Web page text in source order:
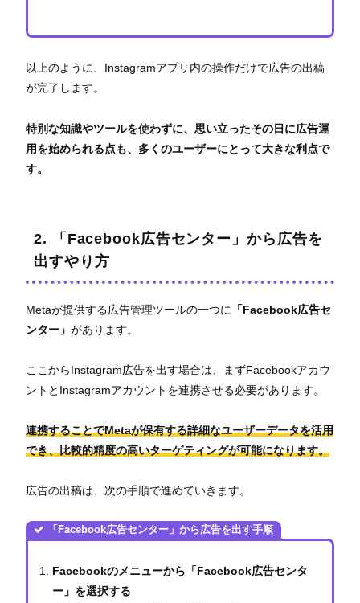
以上のように、Instagramアプリ内の操作だけで広告の出稿
が完了します。
特別な知識やツールを使わずに、思い立ったその日に広告運
用を始められる点も、多くのユーザーにとって大きな利点で
す。
2. 「Facebook広告センター」から広告を
出すやり方
Metaが提供する広告管理ツールの一つに
「Facebook広告セ
ンター」 があります。
ここからInstagram広告を出す場合は、まずFacebookアカウ
ントとInstagramアカウントを連携させる必要があります。
連携することでMetaが保有する詳細なユーザーデータを活用
でき、比較的精度の高いターゲティングが可能になります。
広告の出稿は、次の手順で進めていきます。
「Facebook広告センター」から広告を出す手順
Facebookのメニューから「Facebook広告センタ
ー」を選択する